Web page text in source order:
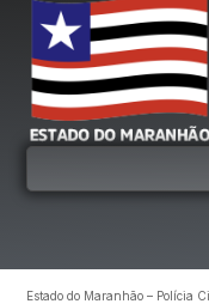
Estado do Maranhão – Polícia